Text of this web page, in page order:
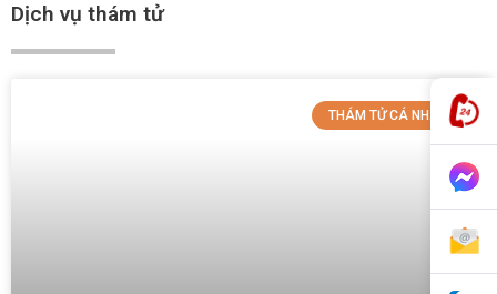
Dịch vụ thám tử
THÁM TỬ CÁ NHÂN